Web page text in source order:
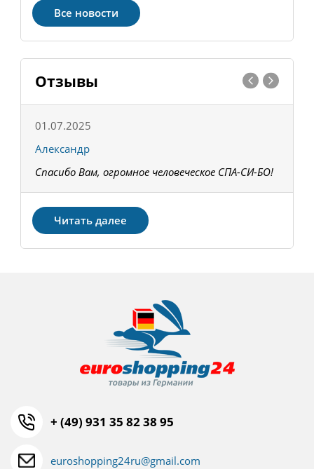
Все новости
Отзывы
01.07.2025
Александр
Спасибо Вам, огромное человеческое СПА-СИ-БО!
Читать далее
+ (49) 931 35 82 38 95
euroshopping24ru@gmail.com